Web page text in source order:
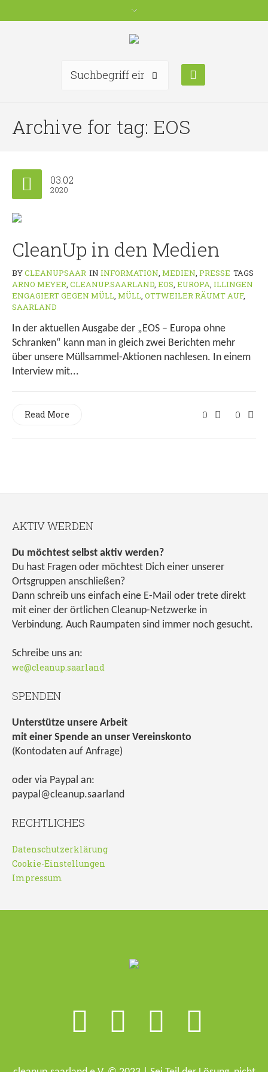
Archive for tag: EOS
03.02
2020
CleanUp in den Medien
BYCLEANUPSAAR IN INFORMATION, MEDIEN, PRESSE TAGS
ARNO MEYER, CLEANUP.SAARLAND, EOS, EUROPA, ILLINGEN
ENGAGIERT GEGEN MÜLL, MÜLL, OTTWEILER RÄUMT AUF,
SAARLAND
In der aktuellen Ausgabe der „EOS – Europa ohne
Schranken“ kann man in gleich zwei Berichten mehr
über unsere Müllsammel-Aktionen nachlesen. In einem
Interview mit...
0 0
Read More
AKTIV WERDEN
Du möchtest selbst aktiv werden?
Du hast Fragen oder möchtest Dich einer unserer
Ortsgruppen anschließen?
Dann schreib uns einfach eine E-Mail oder trete direkt
mit einer der örtlichen Cleanup-Netzwerke in
Verbindung. Auch Raumpaten sind immer noch gesucht.
Schreibe uns an:
we@cleanup.saarland
SPENDEN
Unterstütze unsere Arbeit
mit einer Spende an unser Vereinskonto
(Kontodaten auf Anfrage)
oder via Paypal an:
paypal@cleanup.saarland
RECHTLICHES
Datenschutzerklärung
Cookie-Einstellungen
Impressum